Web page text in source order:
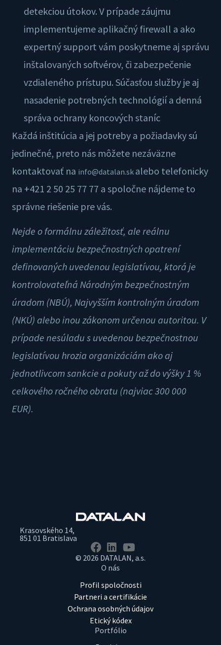
detekciou útokov. V prípade záujmu
implementujeme aplikačný firewall a ako
expertný support vám poskytneme aj správu
inštalovaných softvérov, či zabezpečenie
vzdialeného prístupu. Súčasťou služby je aj
nasadenie potrebných technológií a denná
správa ochrany koncových staníc
Každá inštitúcia a jej potreby a požiadavky sú
jedinečné, preto nás môžete nezáväzne
kontaktovať na info@datalan.sk alebo telefonicky
na +421 2 50 25 77 77 a spoločne nájdeme to
správne riešenie pre vás.
Nejde o formálnu záležitosť, ale reálnu
implementáciu bezpečnostných opatrení
definovaných uvedenou legislatívou, ktorá je
kontrolovateľná Národným bezpečnostným
úradom (NBÚ), Najvyšším kontrolným úradom
(NKÚ) alebo inou zákonom určenou autoritou. V
prípade nesúladu s uvedenou bezpečnostnou
legislatívou hrozia organizáciám ako aj
jednotlivcom sankcie a pokuty až do výšky 1 %
celkového ročného obratu (najviac 300 000
EUR).
Krasovského 14,
851 01 Bratislava
© 2026 DATALAN, a.s.
O nás
Profil spoločnosti
Partneri a certifikácie
Ochrana osobných údajov
Etický kódex
Portfólio